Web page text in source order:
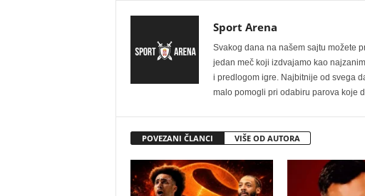
Sport Arena
Svakog dana na našem sajtu možete
jedan meč koji izdvajamo kao
i predlogom igre. Najbitnije od svega
malo pomogli pri odabiru parova koje
POVEZANI ČLANCI VIŠE OD AUTORA